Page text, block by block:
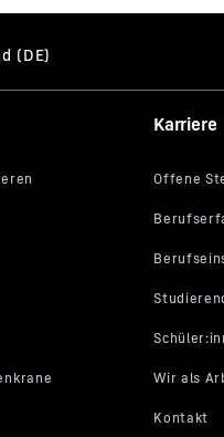
FirmengruppeKarriere